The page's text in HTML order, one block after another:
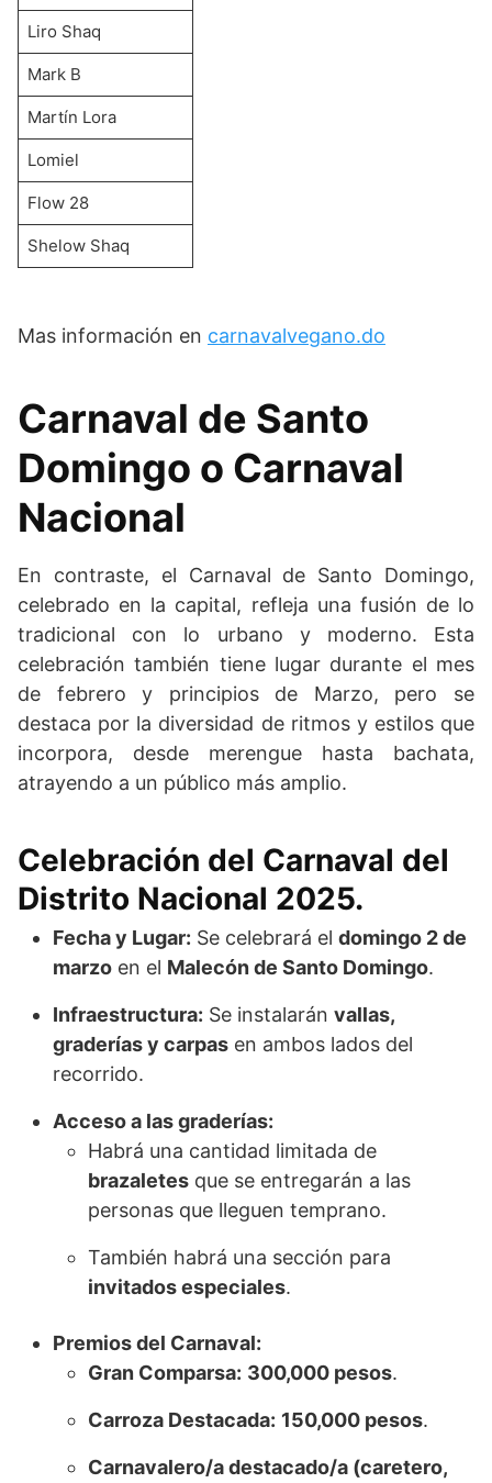
Liro Shaq
Mark B
Martín Lora
Lomiel
Flow 28
Shelow Shaq
Mas información en carnavalvegano.do
Carnaval de Santo
Domingo o Carnaval
Nacional
En contraste, el Carnaval de Santo Domingo,
celebrado en la capital, refleja una fusión de lo
tradicional con lo urbano y moderno. Esta
celebración también tiene lugar durante el mes
de febrero y principios de Marzo, pero se
destaca por la diversidad de ritmos y estilos que
incorpora, desde merengue hasta bachata,
atrayendo a un público más amplio.
Celebración del Carnaval del
Distrito Nacional 2025.
Fecha y Lugar: Se celebrará el domingo 2 de
marzo en el Malecón de Santo Domingo.
Infraestructura: Se instalarán vallas,
graderías y carpas en ambos lados del
recorrido.
Acceso a las graderías:
Habrá una cantidad limitada de
brazaletes que se entregarán a las
personas que lleguen temprano.
También habrá una sección para
invitados especiales.
Premios del Carnaval:
Gran Comparsa: 300,000 pesos.
Carroza Destacada: 150,000 pesos.
Carnavalero/a destacado/a (caretero,